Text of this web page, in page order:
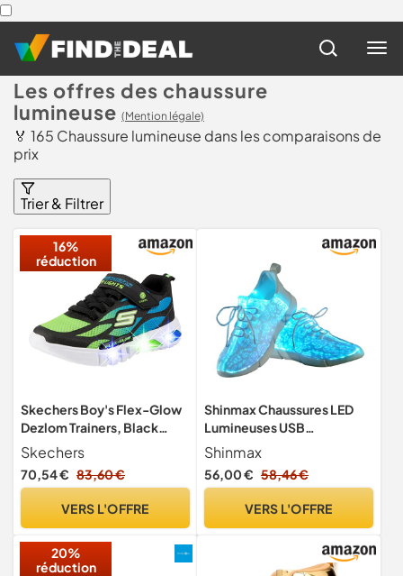
Les offres des chaussure
lumineuse (Mention légale)
🏅 165 Chaussure lumineuse dans les comparaisons de
prix
Trier & Filtrer
16%
réduction
Skechers Boy's Flex-Glow
Dezlom Trainers, Black
Synthetic/ Textile/ Blue &
Lime Trim, 31 EU
Skechers
70,54 € 83,60 €
VERS L'OFFRE
Shinmax Chaussures LED
Lumineuses USB
Rechargeables pour
Homme Femme, Baskets
Fibre Optique Brillantes,
pour Danse, Soirées,
Shinmax
56,00 € 58,46 €
VERS L'OFFRE
20%
réduction